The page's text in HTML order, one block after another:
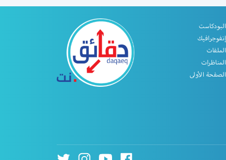
البودكاست
إنفوجرافيك
الملفات
المناظرات
الصفحة الأولى